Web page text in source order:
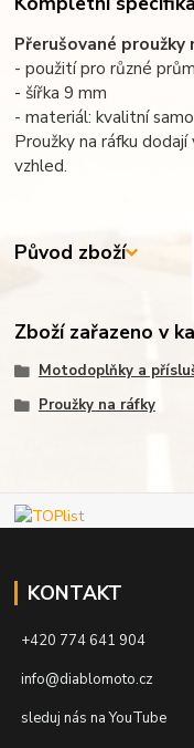
Přerušované
- použití pro různé
- šířka 9 mm
- materiál: kvalitní
Proužky na ráfku
vzhled.
Původ zboží
Zboží zařazeno v
Motodoplňky a
Proužky na ráfky
KONTAKT
+420 774 641 904
info@diablomoto.cz
sleduj nás na YouTube